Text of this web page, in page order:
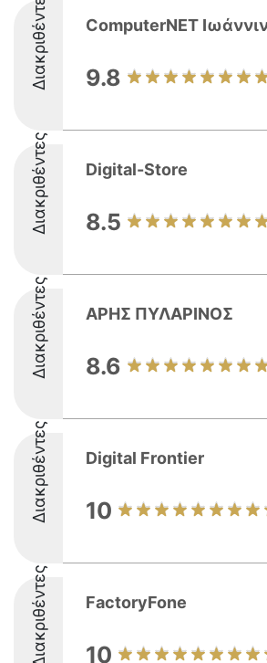
Διακριθέντες ComputerNET
9.8
Διακριθέντες Digital-Store
8.5
Διακριθέντες ΑΡΗΣ ΠΥΛΑΡΙΝΟΣ
8.6
Διακριθέντες Digital Frontier
10
Διακριθέντες FactoryFone
10